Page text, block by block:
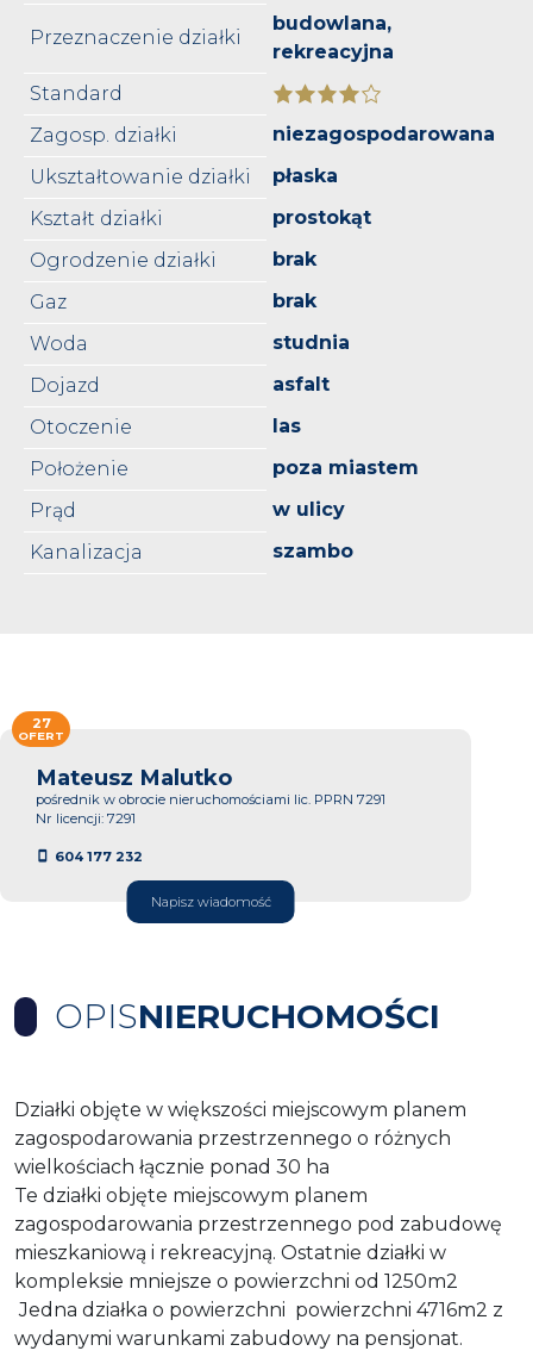
Przeznaczenie działki
budowlana,
rekreacyjna
Standard
Zagosp. działki
niezagospodarowana
Ukształtowanie działki
płaska
Kształt działki
prostokąt
Ogrodzenie działki
brak
Gaz
brak
Woda
studnia
Dojazd
asfalt
Otoczenie
las
Położenie
poza miastem
Prąd
w ulicy
Kanalizacja
szambo
Mateusz Malutko
pośrednik w obrocie nieruchomościami lic. PPRN 7291
Nr licencji: 7291
604 177 232
Napisz wiadomość
27
OFERT
OPISNIERUCHOMOŚCI
Działki objęte w większości miejscowym planem
zagospodarowania przestrzennego o różnych
wielkościach łącznie ponad 30 ha
Te działki objęte miejscowym planem
zagospodarowania przestrzennego pod zabudowę
mieszkaniową i rekreacyjną. Ostatnie działki w
kompleksie mniejsze o powierzchni od 1250m2
Jedna działka o powierzchni powierzchni 4716m2 z
wydanymi warunkami zabudowy na pensjonat.